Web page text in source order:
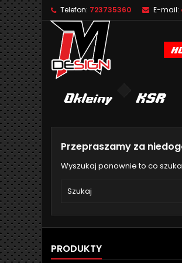
Telefon: 723735360 E-mail:
Okleiny KSR
Przepraszamy za
Wyszukaj ponownie to co
PRODUKTY